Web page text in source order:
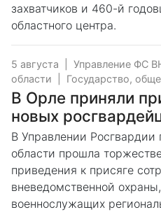
захватчиков и 460-й
областного центра.
5 августа
Управление ФС
области
Государство,
В Орле приняли
новых
В Управлении Росгвардии
области прошла
приведения к присяге
вневедомственной
военнослужащих